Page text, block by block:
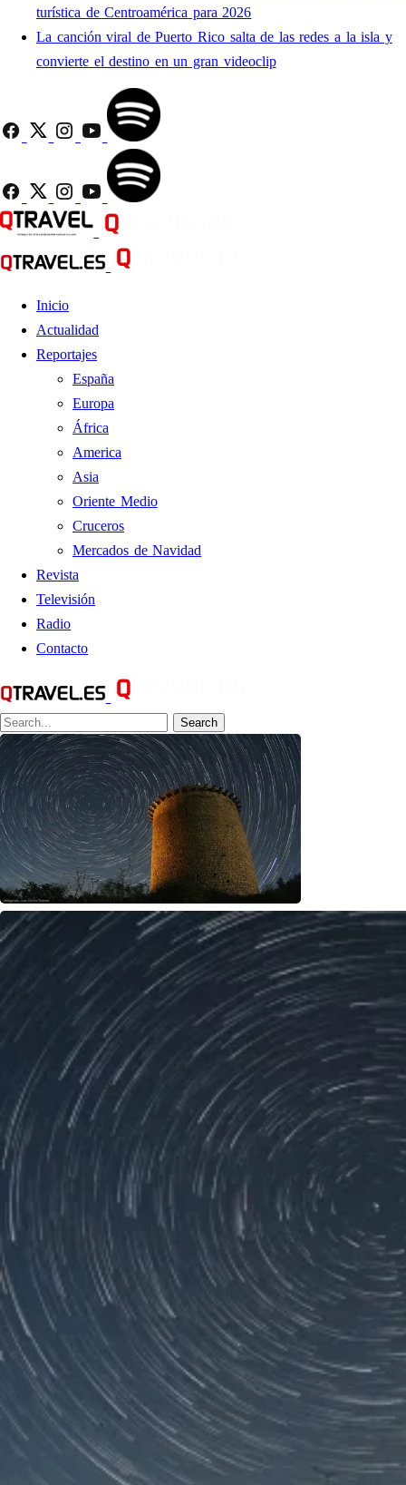
turística de Centroamérica para 2026
La canción viral de Puerto Rico salta de las redes a la isla y
convierte el destino en un gran videoclip
Inicio
Actualidad
Reportajes
España
Europa
África
America
Asia
Oriente Medio
Cruceros
Mercados de Navidad
Revista
Televisión
Radio
Contacto
Search